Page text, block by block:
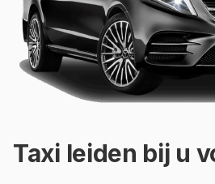
Taxi leiden bij u